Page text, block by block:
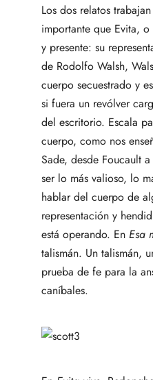
Los dos relatos
importante que Evita,
y presente: su
de Rodolfo Walsh,
cuerpo secuestrado y
si fuera un revólver
del escritorio. Escala
cuerpo, como nos
Sade, desde Foucault
ser lo más valioso, lo
hablar del cuerpo de
representación y
está operando. En Esa
talismán. Un talismán,
prueba de fe para la
caníbales.